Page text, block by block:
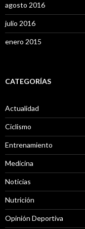
agosto 2016
julio 2016
enero 2015
CATEGORÍAS
Actualidad
Ciclismo
Entrenamiento
Medicina
Noticias
Nutrición
Opinión Deportiva